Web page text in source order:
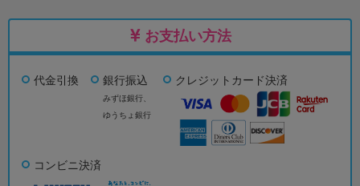
お支払い方法
代金引換 銀行振込
みずほ銀行、
ゆうちょ銀行
クレジットカード決済
コンビニ決済